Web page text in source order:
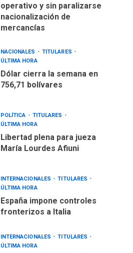
operativo y sin paralizarse
nacionalización de
mercancías
NACIONALES
TITULARES
ÚLTIMA HORA
Dólar cierra la semana en
756,71 bolívares
POLÍTICA
TITULARES
ÚLTIMA HORA
Libertad plena para jueza
María Lourdes Afiuni
INTERNACIONALES
TITULARES
ÚLTIMA HORA
España impone controles
fronterizos a Italia
INTERNACIONALES
TITULARES
ÚLTIMA HORA